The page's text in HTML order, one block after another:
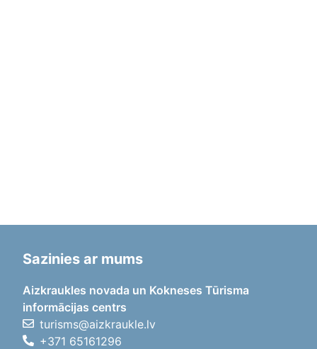
Sazinies ar mums
Aizkraukles novada un Kokneses Tūrisma
informācijas centrs
turisms@aizkraukle.lv
+371 65161296